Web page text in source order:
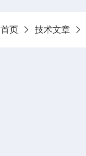
首页 技术文章